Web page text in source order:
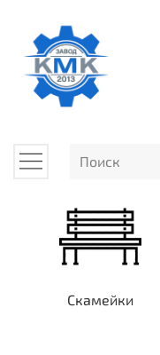
Скамейки